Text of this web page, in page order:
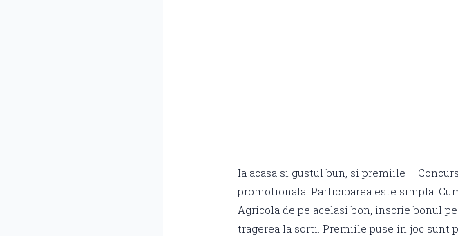
Ia acasa si gustul bun, si premiile –
promotionala. Participarea este simpla:
Agricola de pe acelasi bon, inscrie bonul
tragerea la sorti. Premiile puse in joc sunt